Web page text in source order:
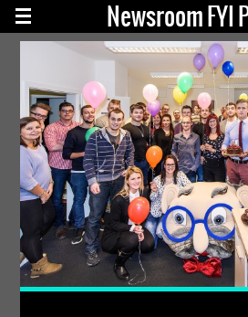
Newsroom FYI